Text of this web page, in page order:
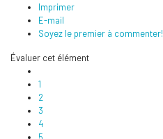
Imprimer
E-mail
Soyez le premier à commenter!
Évaluer cet élément
1
2
3
4